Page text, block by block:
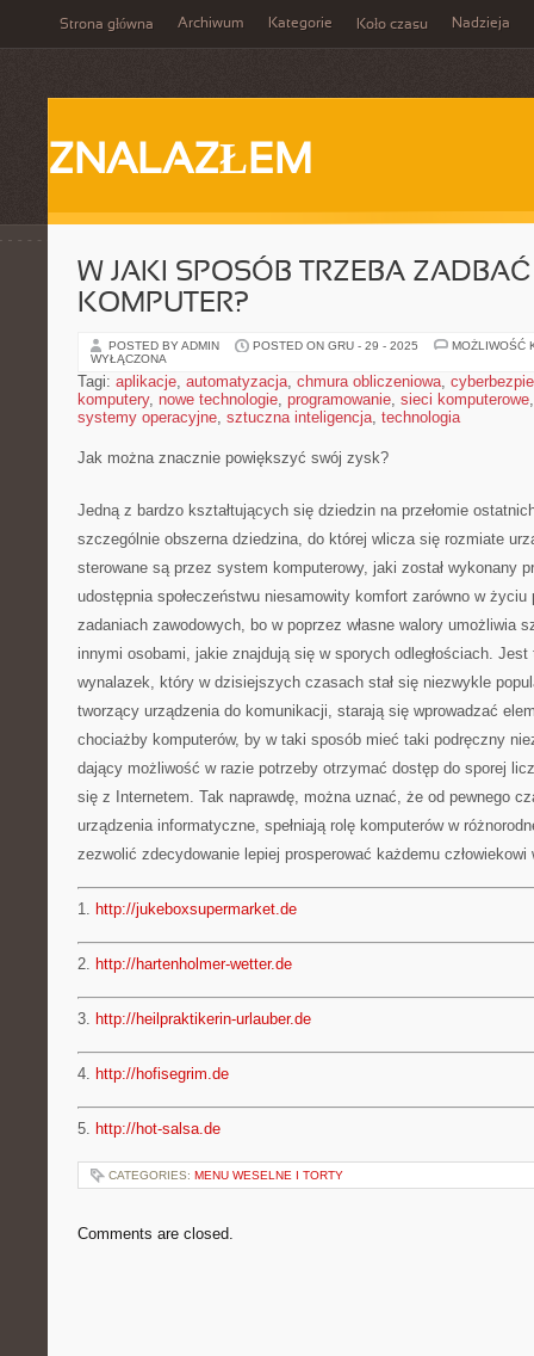
Strona główna Archiwum Kategorie Koło czasu Nadzieja
ZNALAZŁEM
W JAKI SPOSÓB TRZEBA
KOMPUTER?
POSTED BY ADMIN POSTED ON GRU - 29 - 2025
MOŻLIWOŚĆ
WYŁĄCZONA
Tagi: aplikacje, automatyzacja, chmura obliczeniowa,
komputery, nowe technologie, programowanie, sieci komputerowe
systemy operacyjne, sztuczna inteligencja, technologia
Jak można znacznie powiększyć swój zysk?
Jedną z bardzo kształtujących się dziedzin na przełomie
szczególnie obszerna dziedzina, do której wlicza się rozmiate
sterowane są przez system komputerowy, jaki został wykonany
udostępnia społeczeństwu niesamowity komfort zarówno w
zadaniach zawodowych, bo w poprzez własne walory umożliwia
innymi osobami, jakie znajdują się w sporych odległościach.
wynalazek, który w dzisiejszych czasach stał się niezwykle
tworzący urządzenia do komunikacji, starają się wprowadzać
chociażby komputerów, by w taki sposób mieć taki podręczny
dający możliwość w razie potrzeby otrzymać dostęp do sporej
się z Internetem. Tak naprawdę, można uznać, że od pewnego
urządzenia informatyczne, spełniają rolę komputerów w
zezwolić zdecydowanie lepiej prosperować każdemu
1. http://jukeboxsupermarket.de
2. http://hartenholmer-wetter.de
3. http://heilpraktikerin-urlauber.de
4. http://hofisegrim.de
5. http://hot-salsa.de
CATEGORIES: MENU WESELNE I TORTY
Comments are closed.